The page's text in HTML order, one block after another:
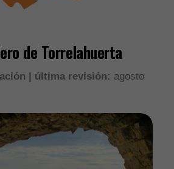
de Torrelahuerta
| última revisión: agosto